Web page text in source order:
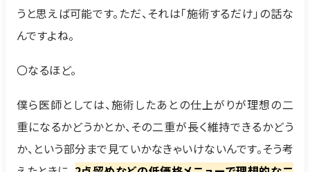
うと思えば可能です。ただ、それは「施術するだけ」の話な
んですよね。
〇なるほど。
僕ら医師としては、施術したあとの仕上がりが理想の二
重になるかどうかとか、その二重が長く維持できるかどう
か、という部分まで見ていかなきゃいけないんです。そう考